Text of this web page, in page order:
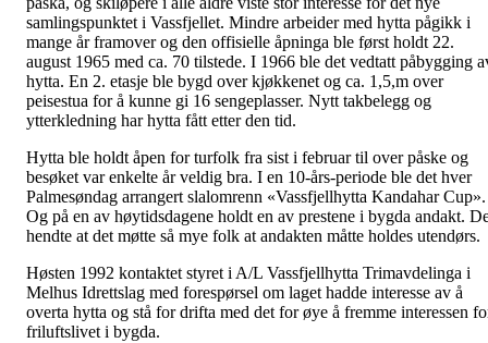
samlingspunktet i Vassfjellet. Mindre arbeider med hytta pågikk i
mange år framover og den offisielle åpninga ble først holdt 22.
august 1965 med ca. 70 tilstede. I 1966 ble det vedtatt påbygging
hytta. En 2. etasje ble bygd over kjøkkenet og ca. 1,5,m over
peisestua for å kunne gi 16 sengeplasser. Nytt takbelegg og
ytterkledning har hytta fått etter den tid.
Hytta ble holdt åpen for turfolk fra sist i februar til over påske og
besøket var enkelte år veldig bra. I en 10-års-periode ble det hver
Palmesøndag arrangert slalomrenn «Vassfjellhytta Kandahar Cup».
Og på en av høytidsdagene holdt en av prestene i bygda andakt.
hendte at det møtte så mye folk at andakten måtte holdes utendørs.
Høsten 1992 kontaktet styret i A/L Vassfjellhytta Trimavdelinga i
Melhus Idrettslag med forespørsel om laget hadde interesse av å
overta hytta og stå for drifta med det for øye å fremme interessen
friluftslivet i bygda.